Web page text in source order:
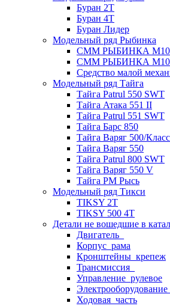
Буран 2Т
Буран 4Т
Буран Лидер
Модельный ряд Рыбинка
СММ РЫБИНКА
СММ РЫБИНКА
Средство малой
Модельный ряд Тайга
Тайга Patrul 550 SWT
Тайга Атака 551 II
Тайга Patrul 551 SWT
Тайга Барс 850
Тайга Варяг 500/
Тайга Варяг 550
Тайга Patrul 800 SWT
Тайга Варяг 550 V
Тайга РМ Рысь
Модельный ряд Тикси
TIKSY 2T
TIKSY 500 4T
Детали не вошедшие в
Двигатель_
Корпус_рама
Кронштейны_крепеж
Трансмиссия_
Управление_рулевое
Электрооборудование_
Ходовая_часть